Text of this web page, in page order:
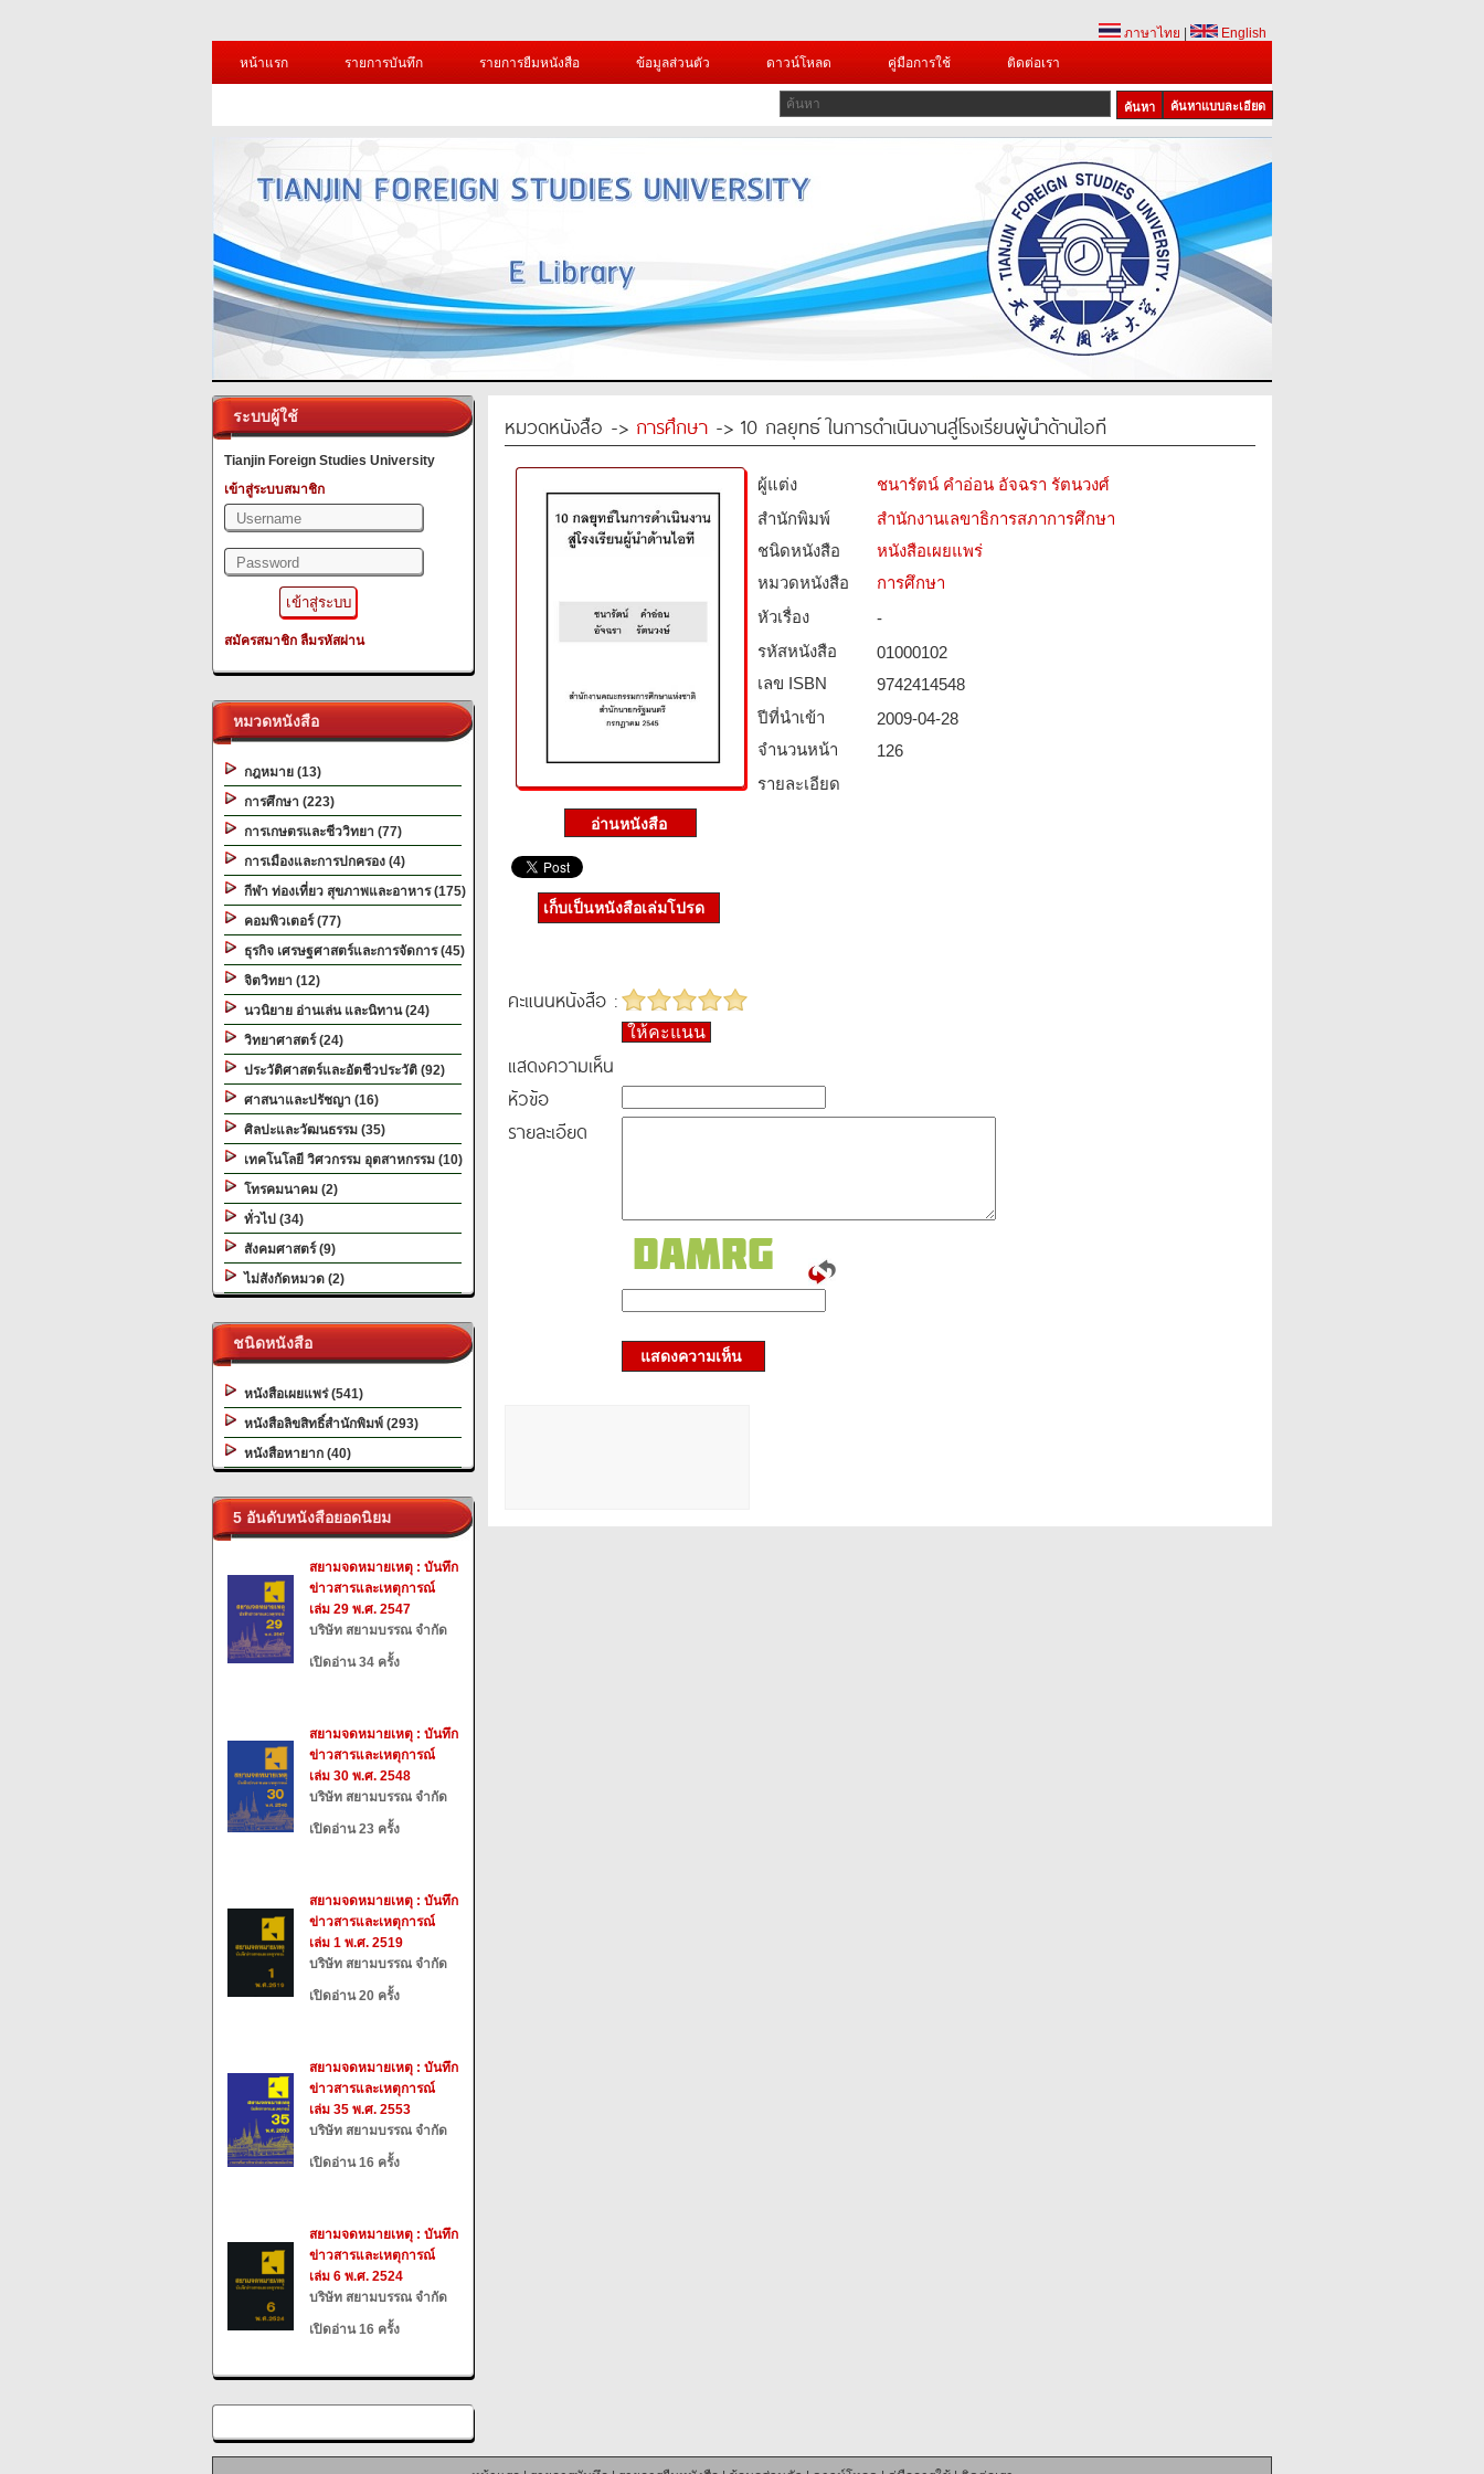
ภาษาไทย
English
หน้าแรก
รายการบันทึก รายการยืมหนังสือ ข้อมูลส่วนตัว ดาวน์โหลด คู่มือการใช้ ติดต่อเรา
ค้นหาแบบละเอียด
ระบบผู้ใช้
Tianjin Foreign Studies University
เข้าสู่ระบบสมาชิก
สมัครสมาชิก ลืมรหัสผ่าน
หมวดหนังสือ
กฎหมาย (13)
การศึกษา (223)
การเกษตรและชีววิทยา (77)
การเมืองและการปกครอง (4)
กีฬา ท่องเที่ยว สุขภาพและอาหาร (175)
คอมพิวเตอร์ (77)
ธุรกิจ เศรษฐศาสตร์และการจัดการ (45)
จิตวิทยา (12)
นวนิยาย อ่านเล่น และนิทาน (24)
วิทยาศาสตร์ (24)
ประวัติศาสตร์และอัตชีวประวัติ (92)
ศาสนาและปรัชญา (16)
ศิลปะและวัฒนธรรม (35)
เทคโนโลยี วิศวกรรม อุตสาหกรรม (10)
โทรคมนาคม (2)
ทั่วไป (34)
สังคมศาสตร์ (9)
ไม่สังกัดหมวด (2)
ชนิดหนังสือ
หนังสือเผยแพร่ (541)
หนังสือลิขสิทธิ์สำนักพิมพ์ (293)
หนังสือหายาก (40)
5 อันดับหนังสือยอดนิยม
สยามจดหมายเหตุ : บันทึก
ข่าวสารและเหตุการณ์
เล่ม 29 พ.ศ. 2547
บริษัท สยามบรรณ จำกัด
เปิดอ่าน 34 ครั้ง
สยามจดหมายเหตุ : บันทึก
ข่าวสารและเหตุการณ์
เล่ม 30 พ.ศ. 2548
บริษัท สยามบรรณ จำกัด
เปิดอ่าน 23 ครั้ง
สยามจดหมายเหตุ : บันทึก
ข่าวสารและเหตุการณ์
เล่ม 1 พ.ศ. 2519
บริษัท สยามบรรณ จำกัด
เปิดอ่าน 20 ครั้ง
สยามจดหมายเหตุ : บันทึก
ข่าวสารและเหตุการณ์
เล่ม 35 พ.ศ. 2553
บริษัท สยามบรรณ จำกัด
เปิดอ่าน 16 ครั้ง
สยามจดหมายเหตุ : บันทึก
ข่าวสารและเหตุการณ์
เล่ม 6 พ.ศ. 2524
บริษัท สยามบรรณ จำกัด
เปิดอ่าน 16 ครั้ง
หมวดหนังสือ -> การศึกษา -> 10 กลยุทธ์ ในการดำเนินงานสู่โรงเรียนผู้นำด้านไอที
ผู้แต่ง
ชนารัตน์ คำอ่อน อัจฉรา รัตนวงศ์
สำนักพิมพ์
สำนักงานเลขาธิการสภาการศึกษา
ชนิดหนังสือ­
หนังสือเผยแพร่
หมวดหนังสือ­
การศึกษา
หัวเรื่อง
-
รหัสหนังสือ­
01000102
เลข ISBN
9742414548
ปีที่นำเข้า
2009-04-28
จำนวนหน้า
126
รายละเอียด
เก็บเป็นหนังสือเล่มโปรด
คะแนนหนังสือ :
ให้คะแนน
แสดงความเห็น
หัวข้อ
รายละเอียด
แสดงความเห็น